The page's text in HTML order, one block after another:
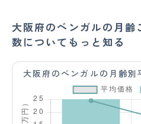
大阪府のベンガルの月齢
数についてもっと知る
大阪府のベンガルの月齢別